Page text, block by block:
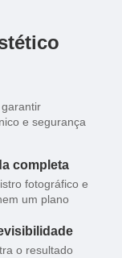
e segurança
completa
fotográfico e
um plano
o resultado